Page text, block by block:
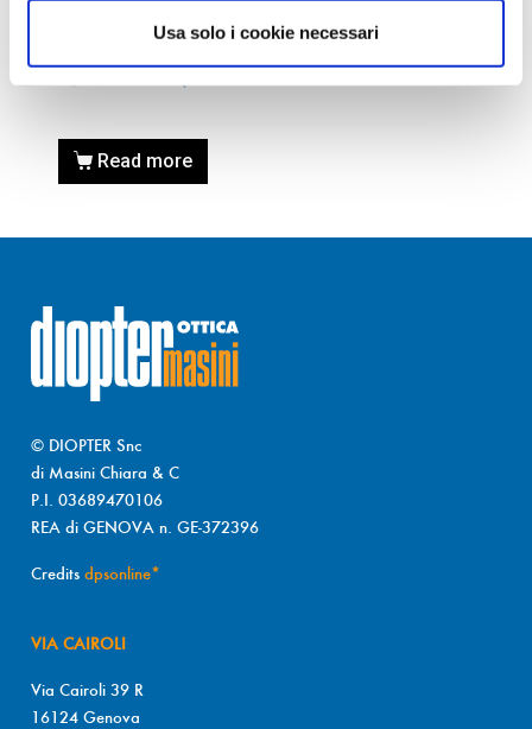
Usa solo i cookie necessari
JIM BREAKWALL 422-02
175,00€ 125,00€
Read more
© DIOPTER Snc
di Masini Chiara & C
P.I. 03689470106
REA di GENOVA n. GE-372396
Credits dpsonline*
VIA CAIROLI
Via Cairoli 39 R
16124 Genova